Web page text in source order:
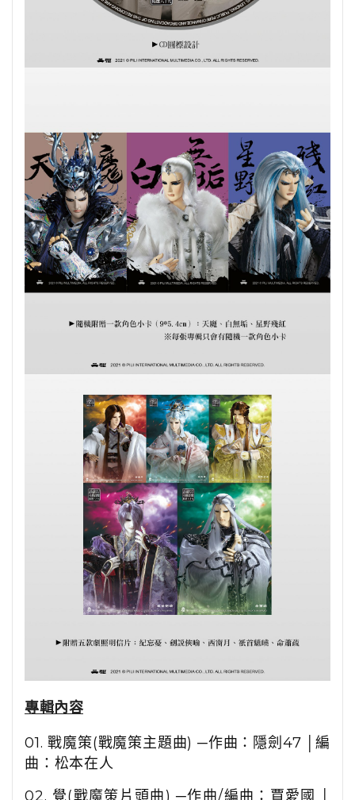
專輯內容
01.戰魔策(戰魔策主題曲)─作曲：隱劍 47
│編
曲：松本在人
02. 覺(戰魔策片頭曲)─作曲/編曲：賈愛國 │